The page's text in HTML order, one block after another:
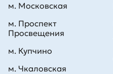
м. Московская
м. Проспект
Просвещения
м. Купчино
м. Чкаловская